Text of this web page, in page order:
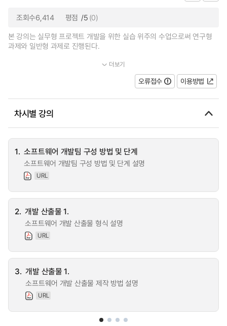
조회수6,414 평점 /5 (0)
본 강의는 실무형 프로젝트 개발을 위한 실습 위주의 수업으로써 연구형
과제와 일반형 과제로 진행된다.
졸업 작품을 완성하기 위한 기획, 요구분석, 설계, 코딩 및 테스...
더보기
오류접수 이용방법
차시별 강의
1. 소프트웨어 개발팀 구성 방법 및 단계
소프트웨어 개발팀 구성 방법 및 단계 설명
URL
2. 개발 산출물 1.
소프트웨어 개발 산출물 형식 설명
URL
3. 개발 산출물 1.
소프트웨어 개발 산출물 제작 방법 설명
URL